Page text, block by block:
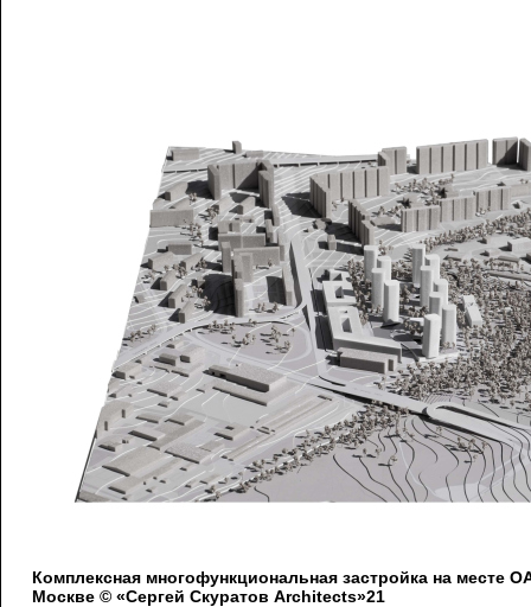
Комплексная многофункциональная застройка на месте
Москве © «Сергей Скуратов Architects»21